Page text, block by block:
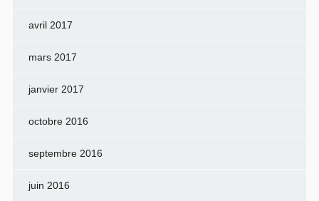
avril 2017
mars 2017
janvier 2017
octobre 2016
septembre 2016
juin 2016